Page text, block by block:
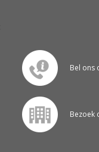
Bel ons
Bezoek